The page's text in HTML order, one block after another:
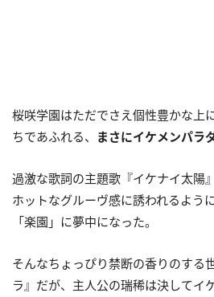
桜咲学園はただでさえ個性豊かな上
ちであふれる、 まさにイケメンパラ
過激な歌詞の主題歌『イケナイ太陽
ホットなグルーヴ感に誘われるよう
「楽園」に夢中になった。
そんなちょっぴり禁断の香りのする
ラ』だが、主人公の瑞稀は決してイ